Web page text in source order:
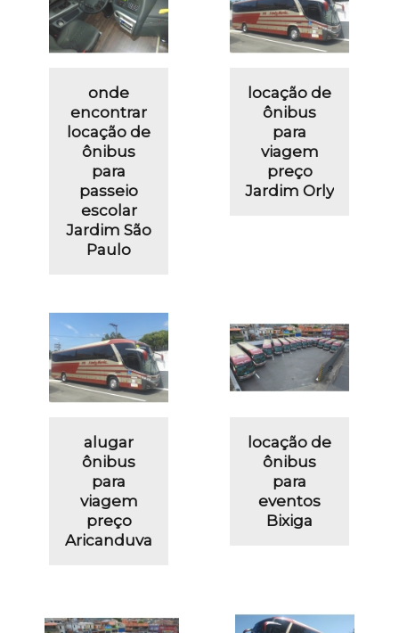
onde
encontrar
locação de
ônibus
para
passeio
escolar
Jardim São
Paulo
locação de
ônibus
para
viagem
preço
Jardim Orly
alugar
ônibus
para
viagem
preço
Aricanduva
locação de
ônibus
para
eventos
Bixiga